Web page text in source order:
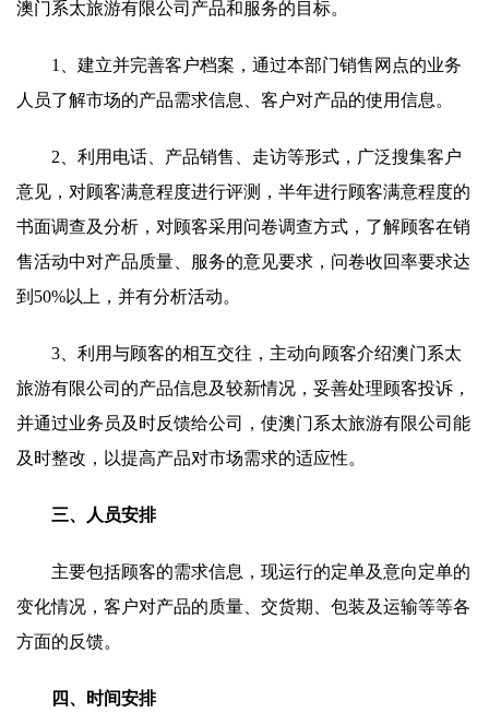
澳门系太旅游有限公司产品和服务的目标。
1、建立并完善客户档案，通过本部门销售网点的业务
人员了解市场的产品需求信息、客户对产品的使用信息。
2、利用电话、产品销售、走访等形式，广泛搜集客户
意见，对顾客满意程度进行评测，半年进行顾客满意程度的
书面调查及分析，对顾客采用问卷调查方式，了解顾客在销
售活动中对产品质量、服务的意见要求，问卷收回率要求达
到50%以上，并有分析活动。
3、利用与顾客的相互交往，主动向顾客介绍澳门系太
旅游有限公司的产品信息及较新情况，妥善处理顾客投诉，
并通过业务员及时反馈给公司，使澳门系太旅游有限公司能
及时整改，以提高产品对市场需求的适应性。
三、人员安排
主要包括顾客的需求信息，现运行的定单及意向定单的
变化情况，客户对产品的质量、交货期、包装及运输等等各
方面的反馈。
四、时间安排